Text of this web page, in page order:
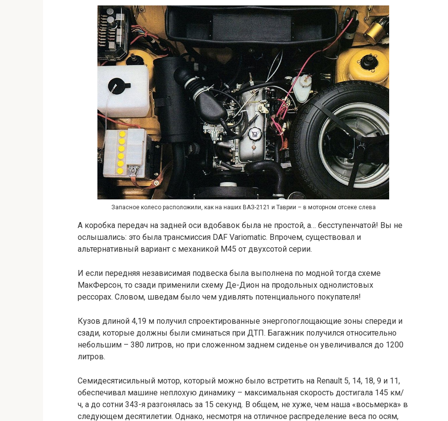
Запасное колесо расположили, как на наших ВАЗ-2121 и Таврии – в моторном отсеке слева
А коробка передач на задней оси вдобавок была не простой, а… бесступенчатой! Вы не
ослышались: это была трансмиссия DAF Variomatic. Впрочем, существовал и
альтернативный вариант с механикой М45 от двухсотой серии.
И если передняя независимая подвеска была выполнена по модной тогда схеме
МакФерсон, то сзади применили схему Де-Дион на продольных однолистовых
рессорах. Словом, шведам было чем удивлять потенциального покупателя!
Кузов длиной 4,19 м получил спроектированные энергопоглощающие зоны спереди и
сзади, которые должны были сминаться при ДТП. Багажник получился относительно
небольшим – 380 литров, но при сложенном заднем сиденье он увеличивался до 1200
литров.
Семидесятисильный мотор, который можно было встретить на Renault 5, 14, 18, 9 и 11,
обеспечивал машине неплохую динамику – максимальная скорость достигала 145 км/
ч, а до сотни 343-я разгонялась за 15 секунд. В общем, не хуже, чем наша «восьмерка» в
следующем десятилетии. Однако, несмотря на отличное распределение веса по осям,